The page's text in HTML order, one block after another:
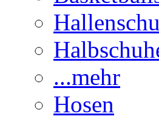
...mehr
Hosen